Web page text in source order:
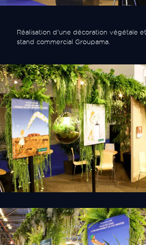
Réalisation d'une décoration végétale
stand commercial Groupama.